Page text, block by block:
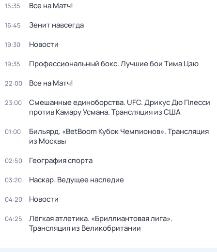
15:35 Все на Матч!
16:45 Зенит навсегда
19:30 Новости
19:35 Профессиональный бокс. Лучшие бои Тима Цзю
22:00 Все на Матч!
23:00
Смешанные единоборства. UFC. Дрикус Дю Плесси
против Камару Усмана. Трансляция из США
01:00
Бильярд. «BetBoom Кубок Чемпионов». Трансляция
из Москвы
02:50 География спорта
03:20 Наскар. Ведущее наследие
04:20 Новости
04:25
Лёгкая атлетика. «Бриллиантовая лига».
Трансляция из Великобритании